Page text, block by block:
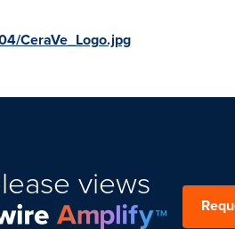
CeraVe_Logo.jpg
views